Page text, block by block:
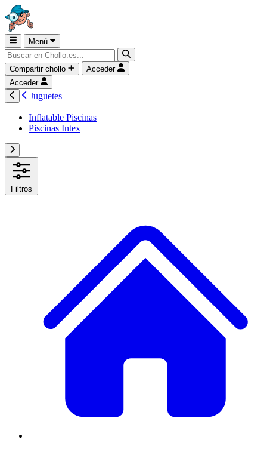
Menú
Compartir chollo
Acceder
Acceder
Juguetes
Inflatable Piscinas
Piscinas Intex
Filtros